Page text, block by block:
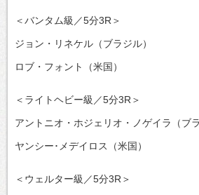
＜バンタム級／5分3R＞
ジョン・リネケル（ブラジル）
ロブ・フォント（米国）
＜ライトヘビー級／5分3R＞
アントニオ・ホジェリオ・ノゲイラ（ブ
ヤンシー･メデイロス（米国）
＜ウェルター級／5分3R＞